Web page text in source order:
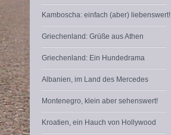
Kamboscha: einfach (aber) liebenswert!
Griechenland: Grüße aus Athen
Griechenland: Ein Hundedrama
Albanien, im Land des Mercedes
Montenegro, klein aber sehenswert!
Kroatien, ein Hauch von Hollywood